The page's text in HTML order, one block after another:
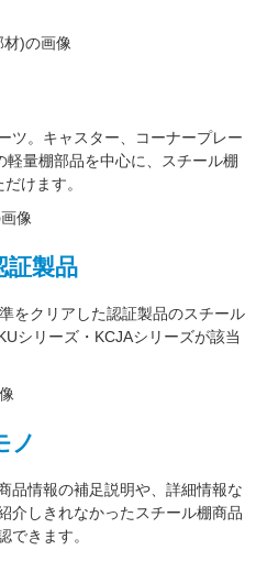
ツ。 キャスター、
コーナープレー
軽量棚部品を中心に、スチール棚
けます。
証製品
をクリアした認証製品のスチール
シリーズ・KCJAシリーズが該当
ノ
品情報の補足説明や、詳細情報な
介しきれなかったスチール棚商品
できます。